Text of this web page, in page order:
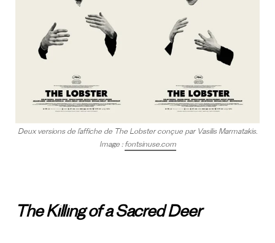
Deux versions de l’affiche de The Lobster conçue par Vasilis Marmatakis.
Image : fontsinuse.com
The Killing of a Sacred Deer